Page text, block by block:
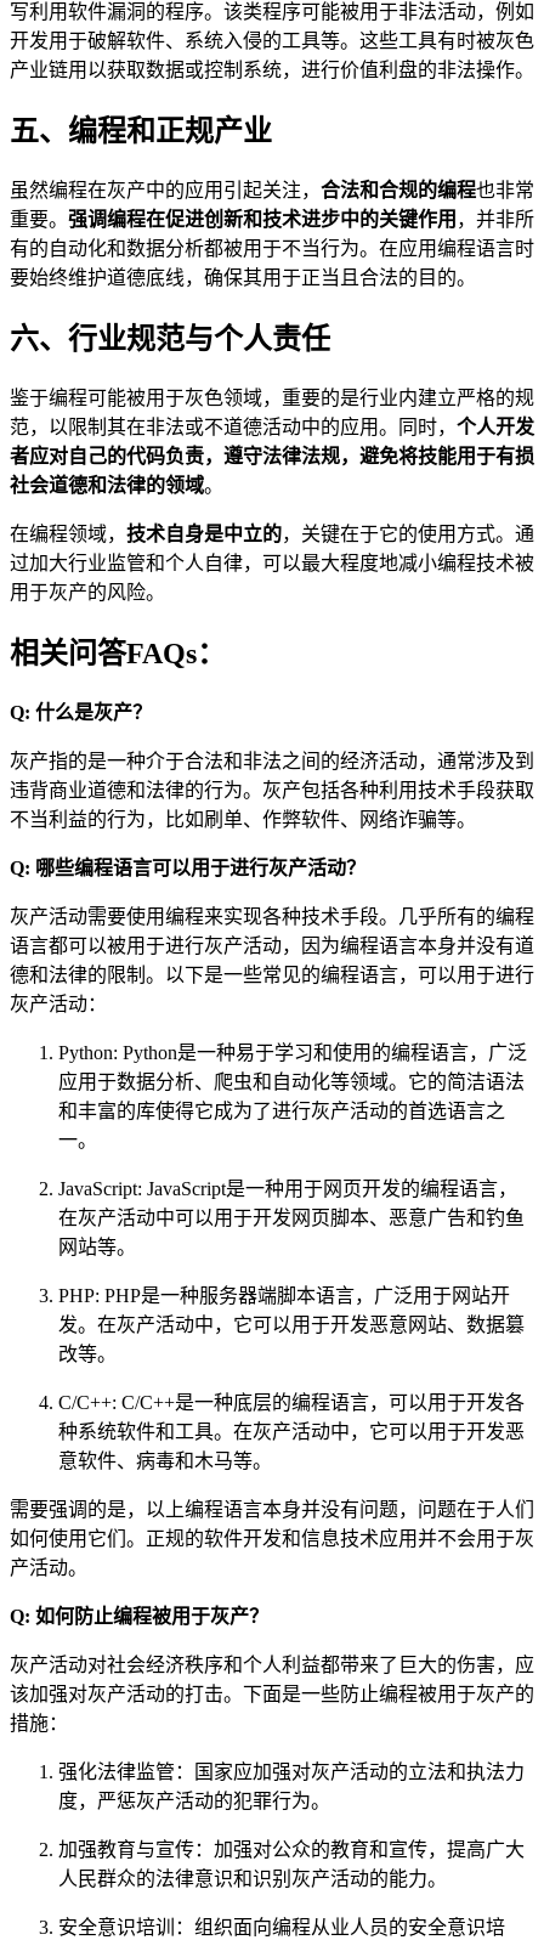
写利用软件漏洞的程序。该类程序可能被用于非法活动，例如
开发用于破解软件、系统入侵的工具等。这些工具有时被灰色
产业链用以获取数据或控制系统，进行价值利盘的非法操作。
五、编程和正规产业
虽然编程在灰产中的应用引起关注， 合法和合规的编程也非常
重要。 强调编程在促进创新和技术进步中的关键作用 ，并非所
有的自动化和数据分析都被用于不当行为。在应用编程语言时
要始终维护道德底线，确保其用于正当且合法的目的。
六、行业规范与个人责任
鉴于编程可能被用于灰色领域，重要的是行业内建立严格的规
范，以限制其在非法或不道德活动中的应用。同时， 个人开发
者应对自己的代码负责，遵守法律法规，避免将技能用于有损
社会道德和法律的领域。
在编程领域， 技术自身是中立的，关键在于它的使用方式。通
过加大行业监管和个人自律，可以最大程度地减小编程技术被
用于灰产的风险。
相关问答FAQs：
Q: 什么是灰产？
灰产指的是一种介于合法和非法之间的经济活动，通常涉及到
违背商业道德和法律的行为。灰产包括各种利用技术手段获取
不当利益的行为，比如刷单、作弊软件、网络诈骗等。
Q: 哪些编程语言可以用于进行灰产活动？
灰产活动需要使用编程来实现各种技术手段。几乎所有的编程
语言都可以被用于进行灰产活动，因为编程语言本身并没有道
德和法律的限制。以下是一些常见的编程语言，可以用于进行
灰产活动：
Python: Python是一种易于学习和使用的编程语言，广泛
应用于数据分析、爬虫和自动化等领域。它的简洁语法
和丰富的库使得它成为了进行灰产活动的首选语言之
一。
JavaScript: JavaScript是一种用于网页开发的编程语言，
在灰产活动中可以用于开发网页脚本、恶意广告和钓鱼
网站等。
PHP: PHP是一种服务器端脚本语言，广泛用于网站开
发。在灰产活动中，它可以用于开发恶意网站、数据篡
改等。
C/C++: C/C++是一种底层的编程语言，可以用于开发各
种系统软件和工具。在灰产活动中，它可以用于开发恶
意软件、病毒和木马等。
需要强调的是，以上编程语言本身并没有问题，问题在于人们
如何使用它们。正规的软件开发和信息技术应用并不会用于灰
产活动。
Q: 如何防止编程被用于灰产？
灰产活动对社会经济秩序和个人利益都带来了巨大的伤害，应
该加强对灰产活动的打击。下面是一些防止编程被用于灰产的
措施：
强化法律监管：国家应加强对灰产活动的立法和执法力
度，严惩灰产活动的犯罪行为。
加强教育与宣传：加强对公众的教育和宣传，提高广大
人民群众的法律意识和识别灰产活动的能力。
安全意识培训：组织面向编程从业人员的安全意识培